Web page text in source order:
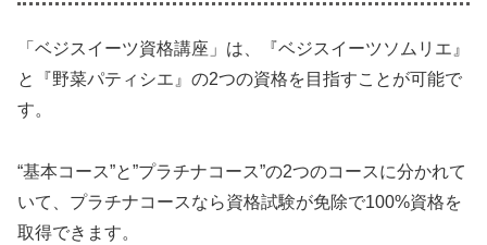
「ベジスイーツ資格講座」は、『ベジスイーツソムリエ』
と『野菜パティシエ』の2つの資格を目指すことが可能で
す。
“基本コース”と”プラチナコース”の2つのコースに分かれて
いて、プラチナコースなら資格試験が免除で100%資格を
取得できます。